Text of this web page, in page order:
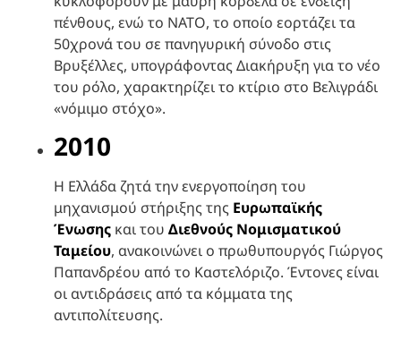
πένθους, ενώ το ΝΑΤΟ, το οποίο εορτάζει τα
50χρονά του σε πανηγυρική σύνοδο στις
Βρυξέλλες, υπογράφοντας Διακήρυξη για το νέο
του ρόλο, χαρακτηρίζει το κτίριο στο Βελιγράδι
«νόμιμο στόχο».
2010
Η Ελλάδα ζητά την ενεργοποίηση του
μηχανισμού στήριξης της Ευρωπαϊκής
Ένωσης και του Διεθνούς Νομισματικού
Ταμείου, ανακοινώνει ο πρωθυπουργός Γιώργος
Παπανδρέου από το Καστελόριζο. Έντονες είναι
οι αντιδράσεις από τα κόμματα της
αντιπολίτευσης.